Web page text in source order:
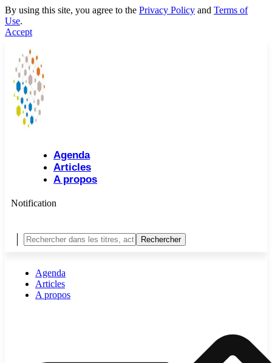
By using this site, you agree to the Privacy Policy and Terms of
Use.
Accept
Agenda
Articles
A propos
Notification
Agenda
Articles
A propos